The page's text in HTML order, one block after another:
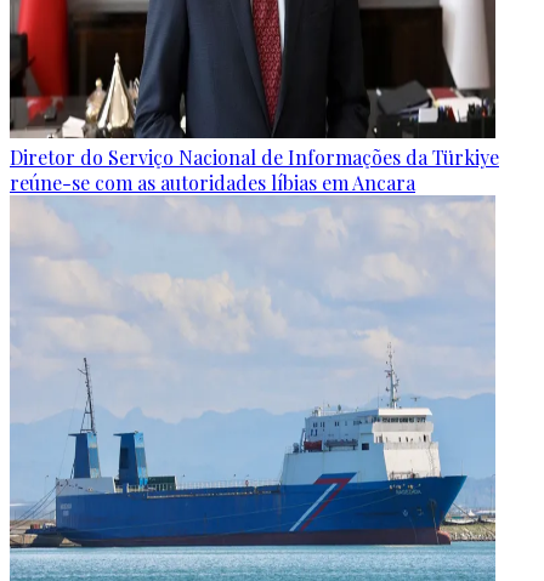
Diretor do Serviço Nacional de Informações da Türkiye
reúne-se com as autoridades líbias em Ancara